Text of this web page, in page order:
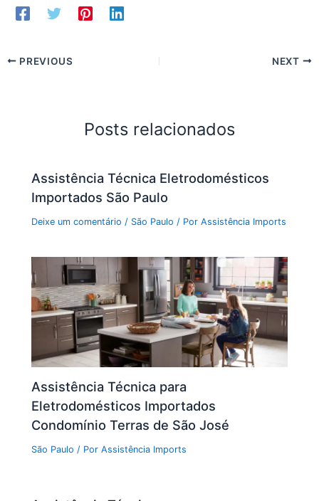
PREVIOUS NEXT
Posts relacionados
Assistência Técnica Eletrodomésticos
Importados São Paulo
Deixe um comentário / São Paulo / PorAssistência Imports
Assistência Técnica para
Eletrodomésticos Importados
Condomínio Terras de São José
São Paulo / PorAssistência Imports